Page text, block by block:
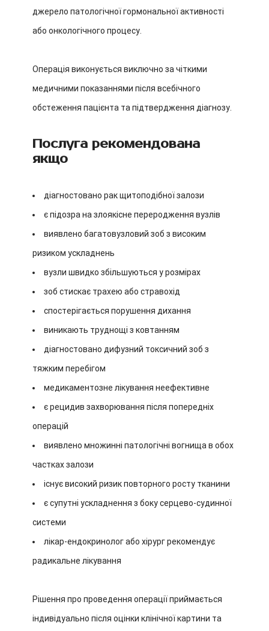
джерело патологічної гормональної активності
або онкологічного процесу.
Операція виконується виключно за чіткими
медичними показаннями після всебічного
обстеження пацієнта та підтвердження діагнозу.
Послуга рекомендована
якщо
діагностовано рак щитоподібної залози
є підозра на злоякісне переродження вузлів
виявлено багатовузловий зоб з високим
ризиком ускладнень
вузли швидко збільшуються у розмірах
зоб стискає трахею або стравохід
спостерігається порушення дихання
виникають труднощі з ковтанням
діагностовано дифузний токсичний зоб з
тяжким перебігом
медикаментозне лікування неефективне
є рецидив захворювання після попередніх
операцій
виявлено множинні патологічні вогнища в обох
частках залози
існує високий ризик повторного росту тканини
є супутні ускладнення з боку серцево-судинної
системи
лікар-ендокринолог або хірург рекомендує
радикальне лікування
Рішення про проведення операції приймається
індивідуально після оцінки клінічної картини та